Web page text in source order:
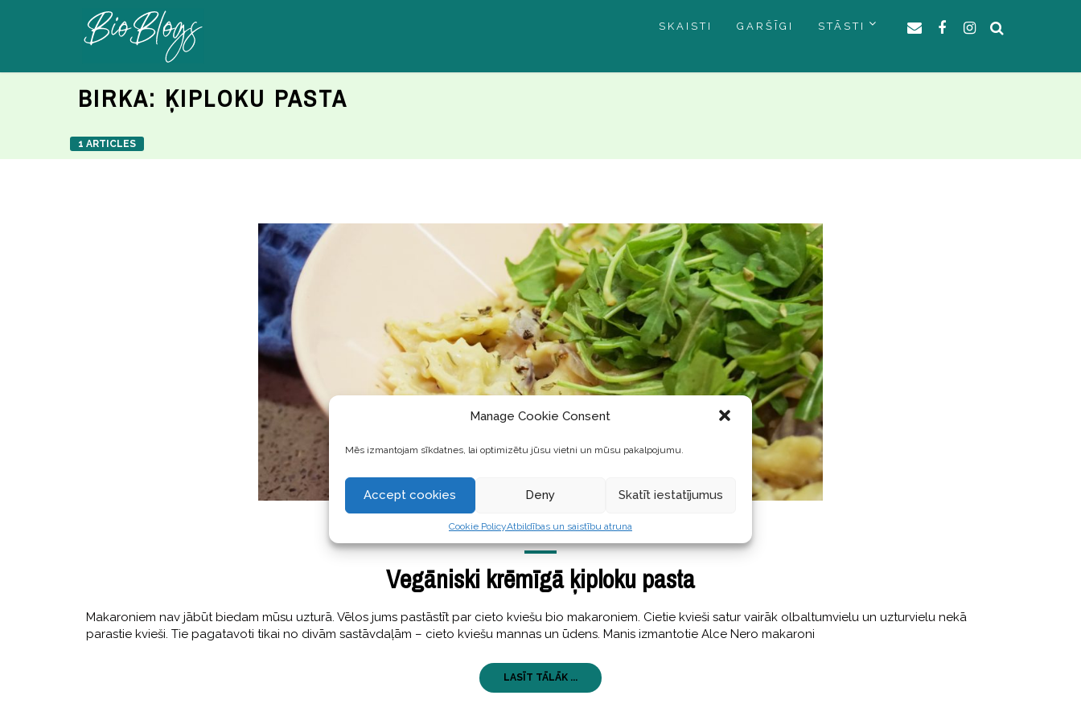
Manage Cookie Consent
Mēs izmantojam sīkdatnes, lai optimizētu jūsu vietni un mūsu pakalpojumu.
Accept cookies Deny Skatīt iestatījumus
Cookie PolicyAtbildības un saistību atruna
SKAISTI GARŠĪGI STĀSTI
BIRKA: ĶIPLOKU PASTA
1 ARTICLES
GARŠĪGI
Vegāniski krēmīgā ķiploku pasta
Makaroniem nav jābūt biedam mūsu uzturā. Vēlos jums pastāstīt par cieto kviešu bio makaroniem. Cietie kvieši satur vairāk olbaltumvielu un uzturvielu nekā
parastie kvieši. Tie pagatavoti tikai no divām sastāvdaļām – cieto kviešu mannas un ūdens. Manis izmantotie Alce Nero makaroni
LASĪT TĀLĀK ...